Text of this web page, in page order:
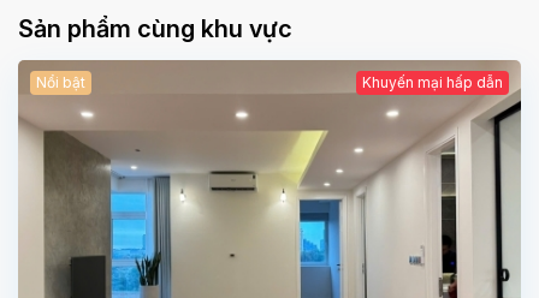
Sản phẩm cùng khu vực
Nổi bật Khuyến mại hấp dẫn